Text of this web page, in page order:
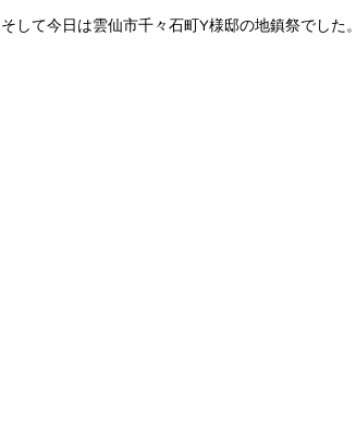
そして今日は雲仙市千々石町Y様邸の地鎮祭でした。